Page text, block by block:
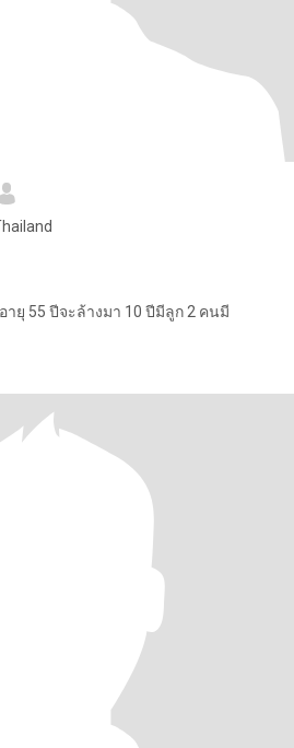
ยุ 55 ปีจะล้างมา 10 ปีมีลูก 2 คนมี